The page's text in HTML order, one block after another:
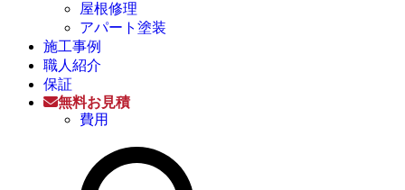
屋根修理
アパート塗装
施工事例
職人紹介
保証
無料お見積
費用